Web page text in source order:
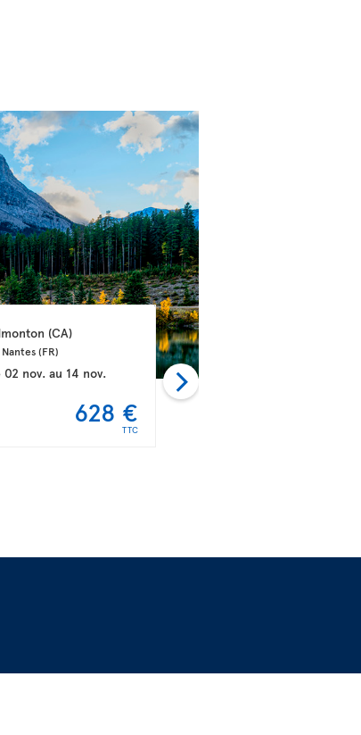
(CA)
Nantes (FR)
02 nov. au 14 nov.
628 €
TTC
Edmonton
de Marseille
de